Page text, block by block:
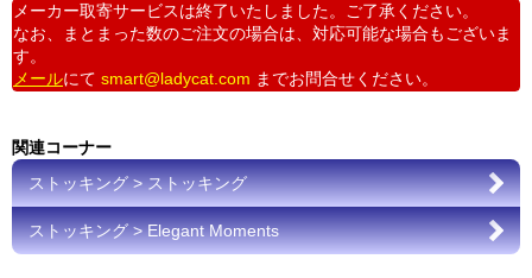
メーカー取寄サービスは終了いたしました。ご了承ください。
なお、まとまった数のご注文の場合は、対応可能な場合もございま
す。
メールにて smart@ladycat.com までお問合せください。
関連コーナー
ストッキング > ストッキング
ストッキング > Elegant Moments